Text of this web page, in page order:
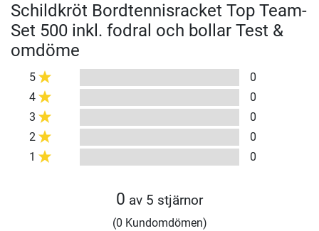
Schildkröt Bordtennisracket Top Team-
Set 500 inkl. fodral och bollar Test &
omdöme
5
0
4
0
3
0
2
0
1
0
0 av 5 stjärnor
(0 Kundomdömen)